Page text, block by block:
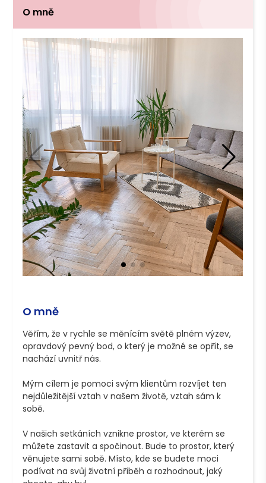
O mně
O mně
Věřím, že v rychle se měnícím světě plném výzev,
opravdový pevný bod, o který je možné se opřít, se
nachází uvnitř nás.
Mým cílem je pomoci svým klientům rozvíjet ten
nejdůležitější vztah v našem životě, vztah sám k
sobě.
V našich setkáních vznikne prostor, ve kterém se
můžete zastavit a spočinout. Bude to prostor, který
věnujete sami sobě. Místo, kde se budete moci
podívat na svůj životní příběh a rozhodnout, jaký